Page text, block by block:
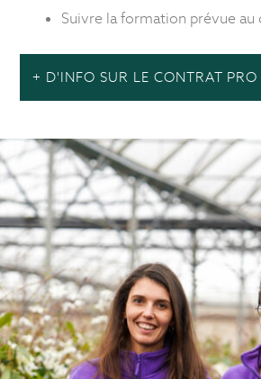
Suivre la formation prévue au
+ D'INFO SUR LE CONTRAT PRO